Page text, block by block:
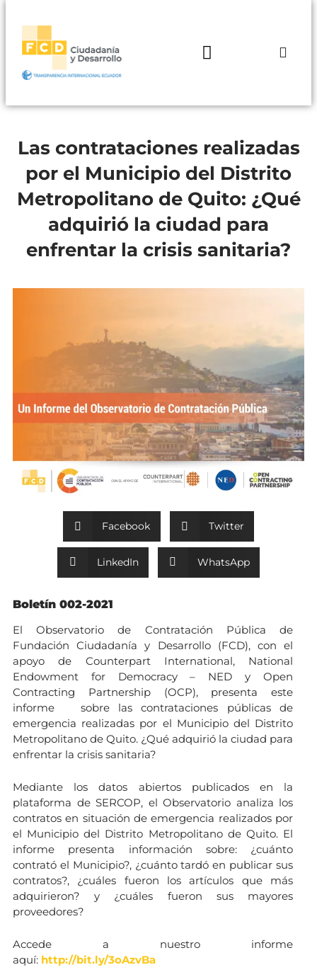
Las contrataciones realizadas
por el Municipio del Distrito
Metropolitano de Quito: ¿Qué
adquirió la ciudad para
enfrentar la crisis sanitaria?
Facebook Twitter
LinkedIn WhatsApp
Boletín 002-2021
El Observatorio de Contratación Pública de
Fundación Ciudadanía y Desarrollo (FCD), con el
apoyo de Counterpart International, National
Endowment for Democracy – NED y Open
Contracting Partnership (OCP), presenta este
informe sobre las contrataciones públicas de
emergencia realizadas por el Municipio del Distrito
Metropolitano de Quito. ¿Qué adquirió la ciudad para
enfrentar la crisis sanitaria?
Mediante los datos abiertos publicados en la
plataforma de SERCOP, el Observatorio analiza los
contratos en situación de emergencia realizados por
el Municipio del Distrito Metropolitano de Quito. El
informe presenta información sobre: ¿cuánto
contrató el Municipio?, ¿cuánto tardó en publicar sus
contratos?, ¿cuáles fueron los artículos que más
adquirieron? y ¿cuáles fueron sus mayores
proveedores?
Accede a nuestro informe
aquí: http://bit.ly/3oAzvBa